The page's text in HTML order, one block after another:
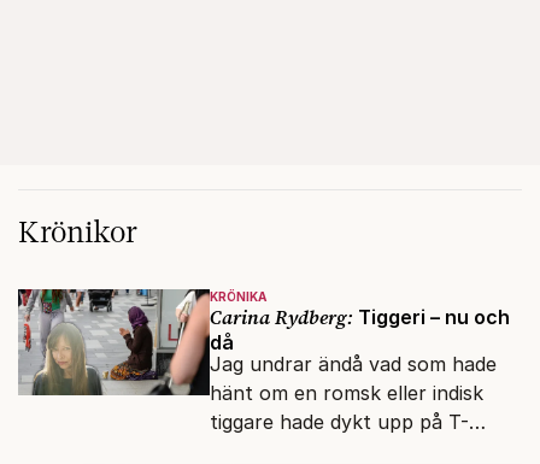
Krönikor
KRÖNIKA
Carina Rydberg: Tiggeri – nu och
då
Jag undrar ändå vad som hade
hänt om en romsk eller indisk
tiggare hade dykt upp på T-